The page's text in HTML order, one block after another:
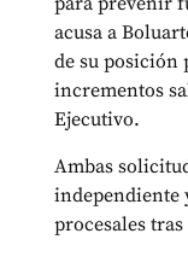
acusa a
de su posición
incrementos
Ejecutivo.
Ambas
independiente
procesales